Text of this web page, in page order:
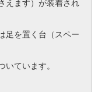
えます）が装着され
足を置く台（スペー
いています。